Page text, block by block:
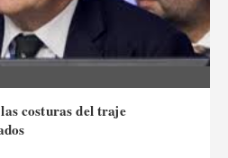
costuras del traje